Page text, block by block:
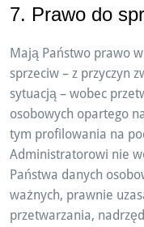
7. Prawo do
Mają Państwo prawo
sprzeciw – z przyczyn
sytuacją – wobec
osobowych opartego
tym profilowania na
Administratorowi nie
Państwa danych
ważnych, prawnie
przetwarzania,